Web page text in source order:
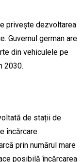
privește dezvoltarea
Guvernul german are
din vehiculele pe
2030.
de stații de
încărcare
prin numărul mare
posibilă încărcarea